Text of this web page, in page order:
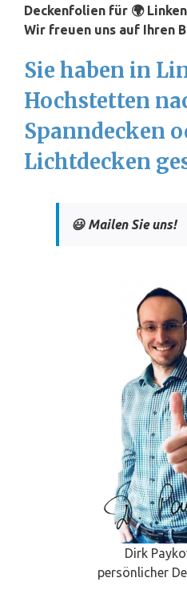
Deckenfolien für 🌍
Wir freuen uns auf Ihren
Sie haben in
Hochstetten
Spanndecken
Lichtdecken
😃 Mailen Sie uns!
Dirk
persönlicher